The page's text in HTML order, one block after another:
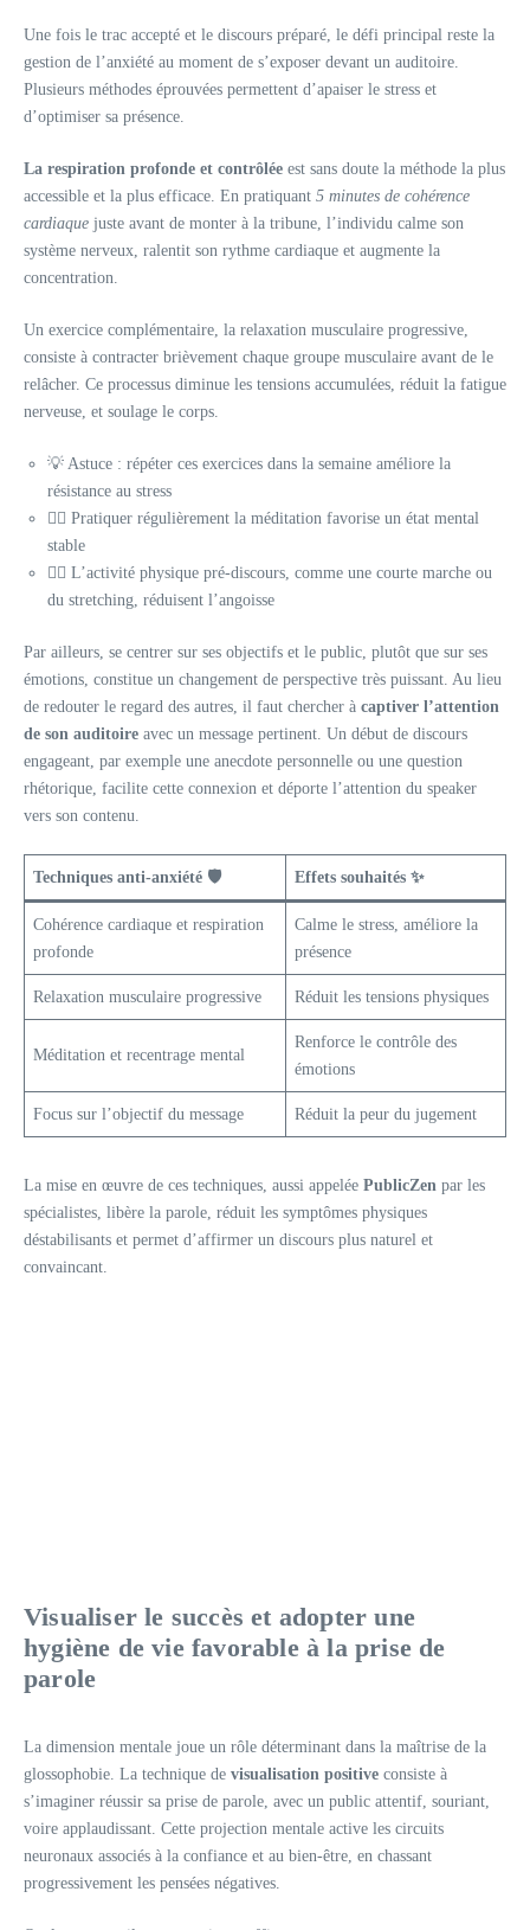
Une fois le trac accepté et le discours préparé, le défi principal reste la
gestion de l’anxiété au moment de s’exposer devant un auditoire.
Plusieurs méthodes éprouvées permettent d’apaiser le stress et
d’optimiser sa présence.
La respiration profonde et contrôlée est sans doute la méthode la plus
accessible et la plus efficace. En pratiquant 5 minutes de cohérence
cardiaque juste avant de monter à la tribune, l’individu calme son
système nerveux, ralentit son rythme cardiaque et augmente la
concentration.
Un exercice complémentaire, la relaxation musculaire progressive,
consiste à contracter brièvement chaque groupe musculaire avant de le
relâcher. Ce processus diminue les tensions accumulées, réduit la fatigue
nerveuse, et soulage le corps.
💡 Astuce : répéter ces exercices dans la semaine améliore la
résistance au stress
🧘‍♂️ Pratiquer régulièrement la méditation favorise un état mental
stable
🏃‍♂️ L’activité physique pré-discours, comme une courte marche ou
du stretching, réduisent l’angoisse
Par ailleurs, se centrer sur ses objectifs et le public, plutôt que sur ses
émotions, constitue un changement de perspective très puissant. Au lieu
de redouter le regard des autres, il faut chercher à captiver l’attention
de son auditoire avec un message pertinent. Un début de discours
engageant, par exemple une anecdote personnelle ou une question
rhétorique, facilite cette connexion et déporte l’attention du speaker
vers son contenu.
Techniques anti-anxiété 🛡️ Effets souhaités ✨
Cohérence cardiaque et respiration
profonde
Calme le stress, améliore la
présence
Relaxation musculaire progressive Réduit les tensions physiques
Méditation et recentrage mental
Renforce le contrôle des
émotions
Focus sur l’objectif du message Réduit la peur du jugement
La mise en œuvre de ces techniques, aussi appelée PublicZen par les
spécialistes, libère la parole, réduit les symptômes physiques
déstabilisants et permet d’affirmer un discours plus naturel et
convaincant.
Visualiser le succès et adopter une
hygiène de vie favorable à la prise de
parole
La dimension mentale joue un rôle déterminant dans la maîtrise de la
glossophobie. La technique de visualisation positive consiste à
s’imaginer réussir sa prise de parole, avec un public attentif, souriant,
voire applaudissant. Cette projection mentale active les circuits
neuronaux associés à la confiance et au bien-être, en chassant
progressivement les pensées négatives.